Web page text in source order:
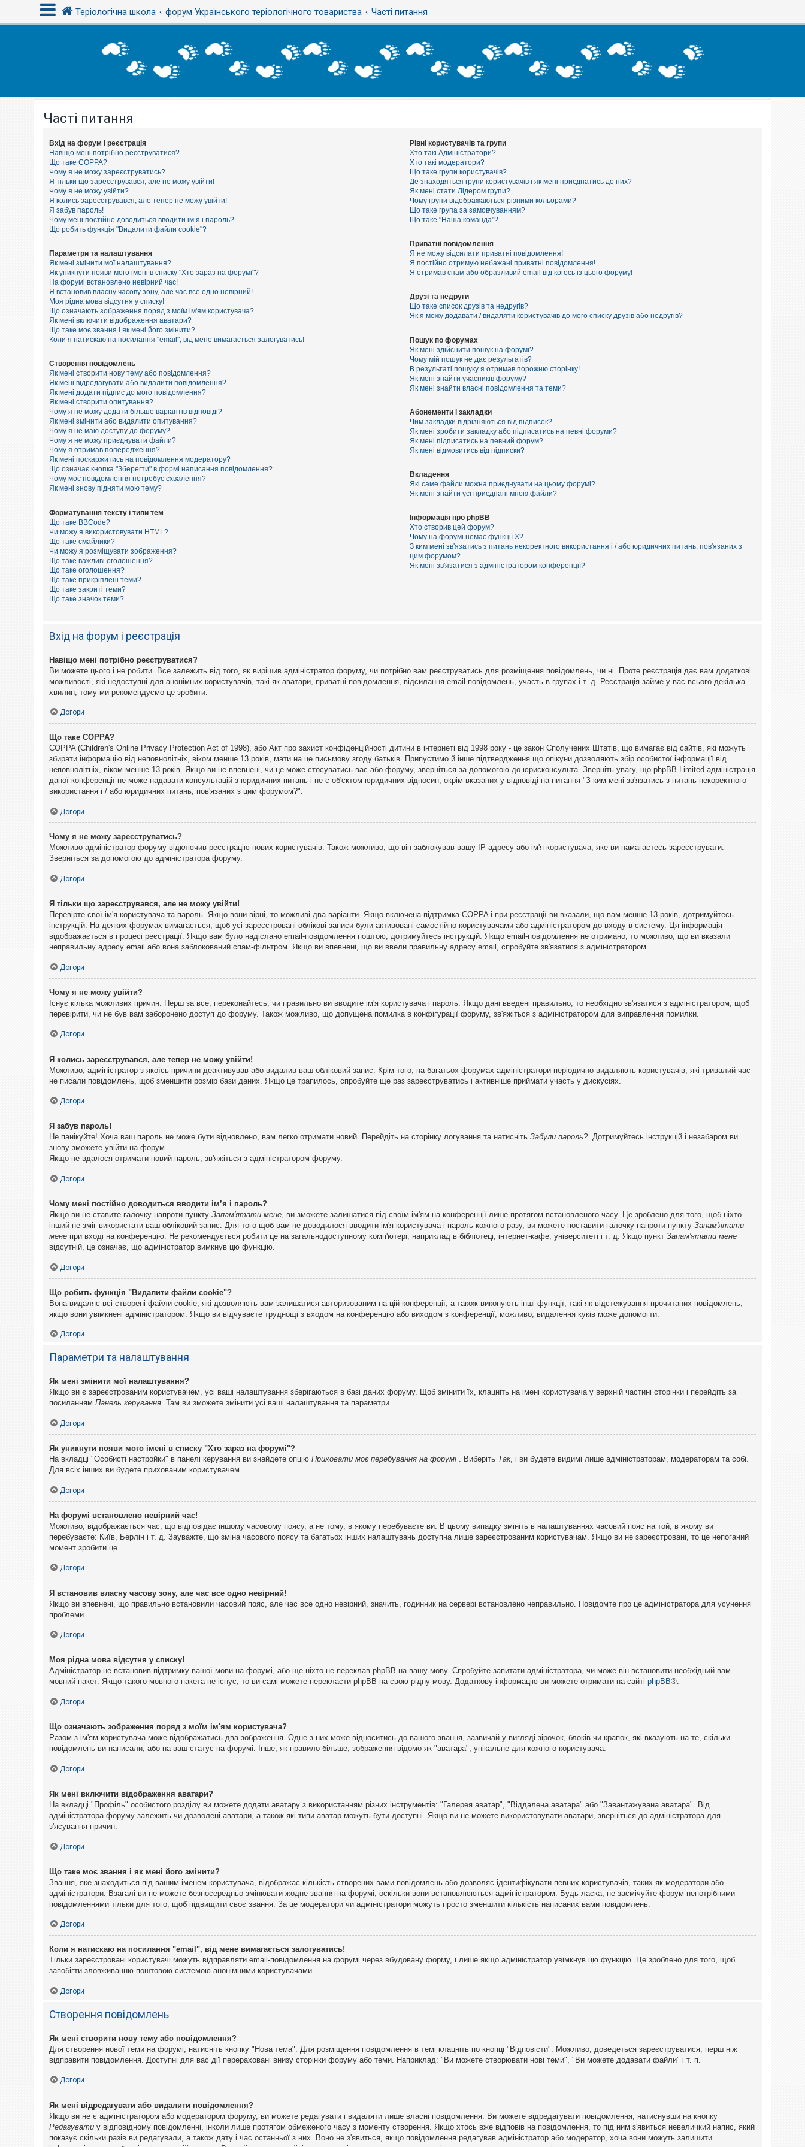
Теріологічна школа форум Українського теріологічного товариства Часті питання
Часті питання
Вхід на форум і реєстрація
Навіщо мені потрібно реєструватися?
Що таке COPPA?
Чому я не можу зареєструватись?
Я тільки що зареєструвався, але не можу увійти!
Чому я не можу увійти?
Я колись зареєструвався, але тепер не можу увійти!
Я забув пароль!
Чому мені постійно доводиться вводити ім’я і пароль?
Що робить функція "Видалити файли cookie"?
Параметри та налаштування
Як мені змінити мої налаштування?
Як уникнути появи мого імені в списку "Хто зараз на форумі"?
На форумі встановлено невірний час!
Я встановив власну часову зону, але час все одно невірний!
Моя рідна мова відсутня у списку!
Що означають зображення поряд з моїм ім'ям користувача?
Як мені включити відображення аватари?
Що таке моє звання і як мені його змінити?
Коли я натискаю на посилання "email", від мене вимагається залогуватись!
Створення повідомлень
Як мені створити нову тему або повідомлення?
Як мені відредагувати або видалити повідомлення?
Як мені додати підпис до мого повідомлення?
Як мені створити опитування?
Чому я не можу додати більше варіантів відповіді?
Як мені змінити або видалити опитування?
Чому я не маю доступу до форуму?
Чому я не можу приєднувати файли?
Чому я отримав попередження?
Як мені поскаржитись на повідомлення модератору?
Що означає кнопка "Зберегти" в формі написання повідомлення?
Чому моє повідомлення потребує схвалення?
Як мені знову підняти мою тему?
Форматування тексту і типи тем
Що таке BBCode?
Чи можу я використовувати HTML?
Що таке смайлики?
Чи можу я розміщувати зображення?
Що таке важливі оголошення?
Що таке оголошення?
Що таке прикріплені теми?
Що таке закриті теми?
Що таке значок теми?
Рівні користувачів та групи
Хто такі Адміністратори?
Хто такі модератори?
Що таке групи користувачів?
Де знаходяться групи користувачів і як мені приєднатись до них?
Як мені стати Лідером групи?
Чому групи відображаються різними кольорами?
Що таке група за замовчуванням?
Що таке "Наша команда"?
Приватні повідомлення
Я не можу відсилати приватні повідомлення!
Я постійно отримую небажані приватні повідомлення!
Я отримав спам або образливий email від когось із цього форуму!
Друзі та недруги
Що таке список друзів та недругів?
Як я можу додавати / видаляти користувачів до мого списку друзів або недругів?
Пошук по форумах
Як мені здійснити пошук на форумі?
Чому мій пошук не дає результатів?
В результаті пошуку я отримав порожню сторінку!
Як мені знайти учасників форуму?
Як мені знайти власні повідомлення та теми?
Абонементи і закладки
Чим закладки відрізняються від підписок?
Як мені зробити закладку або підписатись на певні форуми?
Як мені підписатись на певний форум?
Як мені відмовитись від підписки?
Вкладення
Які саме файли можна приєднувати на цьому форумі?
Як мені знайти усі приєднані мною файли?
Інформація про phpBB
Хто створив цей форум?
Чому на форумі немає функції X?
З ким мені зв'язатись з питань некоректного використання і / або юридичних питань, пов'язаних з
цим форумом?
Як мені зв'язатися з адміністратором конференції?
Вхід на форум і реєстрація
Навіщо мені потрібно реєструватися?
Ви можете цього і не робити. Все залежить від того, як вирішив адміністратор форуму, чи потрібно вам реєструватись для розміщення повідомлень, чи ні. Проте реєстрація дає вам додаткові
можливості, які недоступні для анонімних користувачів, такі як аватари, приватні повідомлення, відсилання email-повідомлень, участь в групах і т. д. Реєстрація займе у вас всього декілька
хвилин, тому ми рекомендуємо це зробити.
Догори
Що таке COPPA?
COPPA (Children's Online Privacy Protection Act of 1998), або Акт про захист конфіденційності дитини в інтернеті від 1998 року - це закон Сполучених Штатів, що вимагає від сайтів, які можуть
збирати інформацію від неповнолітніх, віком менше 13 років, мати на це письмову згоду батьків. Припустимо й інше підтвердження що опікуни дозволяють збір особистої інформації від
неповнолітніх, віком менше 13 років. Якщо ви не впевнені, чи це може стосуватись вас або форуму, зверніться за допомогою до юрисконсульта. Зверніть увагу, що phpBB Limited адміністрація
даної конференції не може надавати консультацій з юридичних питань і не є об'єктом юридичних відносин, окрім вказаних у відповіді на питання "З ким мені зв'язатись з питань некоректного
використання і / або юридичних питань, пов'язаних з цим форумом?".
Догори
Чому я не можу зареєструватись?
Можливо адміністратор форуму відключив реєстрацію нових користувачів. Також можливо, що він заблокував вашу IP-адресу або ім'я користувача, яке ви намагаєтесь зареєструвати.
Зверніться за допомогою до адміністратора форуму.
Догори
Я тільки що зареєструвався, але не можу увійти!
Перевірте свої ім'я користувача та пароль. Якщо вони вірні, то можливі два варіанти. Якщо включена підтримка COPPA і при реєстрації ви вказали, що вам менше 13 років, дотримуйтесь
інструкцій. На деяких форумах вимагається, щоб усі зареєстровані облікові записи були активовані самостійно користувачами або адміністратором до входу в систему. Ця інформація
відображається в процесі реєстрації. Якщо вам було надіслано email-повідомлення поштою, дотримуйтесь інструкцій. Якщо email-повідомлення не отримано, то можливо, що ви вказали
неправильну адресу email або вона заблокований спам-фільтром. Якщо ви впевнені, що ви ввели правильну адресу email, спробуйте зв'язатися з адміністратором.
Догори
Чому я не можу увійти?
Існує кілька можливих причин. Перш за все, переконайтесь, чи правильно ви вводите ім'я користувача і пароль. Якщо дані введені правильно, то необхідно зв'язатися з адміністратором, щоб
перевірити, чи не був вам заборонено доступ до форуму. Також можливо, що допущена помилка в конфігурації форуму, зв'яжіться з адміністратором для виправлення помилки.
Догори
Я колись зареєструвався, але тепер не можу увійти!
Можливо, адміністратор з якоїсь причини деактивував або видалив ваш обліковий запис. Крім того, на багатьох форумах адміністратори періодично видаляють користувачів, які тривалий час
не писали повідомлень, щоб зменшити розмір бази даних. Якщо це трапилось, спробуйте ще раз зареєструватись і активніше приймати участь у дискусіях.
Догори
Я забув пароль!
Не панікуйте! Хоча ваш пароль не може бути відновлено, вам легко отримати новий. Перейдіть на сторінку логування та натисніть Забули пароль?. Дотримуйтесь інструкцій і незабаром ви
знову зможете увійти на форум.
Якщо не вдалося отримати новий пароль, зв'яжіться з адміністратором форуму.
Догори
Чому мені постійно доводиться вводити ім’я і пароль?
Якщо ви не ставите галочку напроти пункту Запам'ятати мене, ви зможете залишатися під своїм ім'ям на конференції лише протягом встановленого часу. Це зроблено для того, щоб ніхто
інший не зміг використати ваш обліковий запис. Для того щоб вам не доводилося вводити ім'я користувача і пароль кожного разу, ви можете поставити галочку напроти пункту Запам'ятати
мене при вході на конференцію. Не рекомендується робити це на загальнодоступному комп'ютері, наприклад в бібліотеці, інтернет-кафе, університеті і т. д. Якщо пункт Запам'ятати мене
відсутній, це означає, що адміністратор вимкнув цю функцію.
Догори
Що робить функція "Видалити файли cookie"?
Вона видаляє всі створені файли cookie, які дозволяють вам залишатися авторизованим на цій конференції, а також виконують інші функції, такі як відстежування прочитаних повідомлень,
якщо вони увімкнені адміністратором. Якщо ви відчуваєте труднощі з входом на конференцію або виходом з конференції, можливо, видалення куків може допомогти.
Догори
Параметри та налаштування
Як мені змінити мої налаштування?
Якщо ви є зареєстрованим користувачем, усі ваші налаштування зберігаються в базі даних форуму. Щоб змінити їх, клацніть на імені користувача у верхній частині сторінки і перейдіть за
посиланням Панель керування. Там ви зможете змінити усі ваші налаштування та параметри.
Догори
Як уникнути появи мого імені в списку "Хто зараз на форумі"?
На вкладці "Особисті настройки" в панелі керування ви знайдете опцію Приховати моє перебування на форумі . Виберіть Так, і ви будете видимі лише адміністраторам, модераторам та собі.
Для всіх інших ви будете прихованим користувачем.
Догори
На форумі встановлено невірний час!
Можливо, відображається час, що відповідає іншому часовому поясу, а не тому, в якому перебуваєте ви. В цьому випадку змініть в налаштуваннях часовий пояс на той, в якому ви
перебуваєте: Київ, Берлін і т. д. Зауважте, що зміна часового поясу та багатьох інших налаштувань доступна лише зареєстрованим користувачам. Якщо ви не зареєстровані, то це непоганий
момент зробити це.
Догори
Я встановив власну часову зону, але час все одно невірний!
Якщо ви впевнені, що правильно встановили часовий пояс, але час все одно невірний, значить, годинник на сервері встановлено неправильно. Повідомте про це адміністратора для усунення
проблеми.
Догори
Моя рідна мова відсутня у списку!
Адміністратор не встановив підтримку вашої мови на форумі, або ще ніхто не переклав phpBB на вашу мову. Спробуйте запитати адміністратора, чи може він встановити необхідний вам
мовний пакет. Якщо такого мовного пакета не існує, то ви самі можете перекласти phpBB на свою рідну мову. Додаткову інформацію ви можете отримати на сайті phpBB®.
Догори
Що означають зображення поряд з моїм ім'ям користувача?
Разом з ім'ям користувача може відображатись два зображення. Одне з них може відноситись до вашого звання, зазвичай у вигляді зірочок, блоків чи крапок, які вказують на те, скільки
повідомлень ви написали, або на ваш статус на форумі. Інше, як правило більше, зображення відомо як "аватара", унікальне для кожного користувача.
Догори
Як мені включити відображення аватари?
На вкладці "Профіль" особистого розділу ви можете додати аватару з використанням різних інструментів: "Галерея аватар", "Віддалена аватара" або "Завантажувана аватара". Від
адміністратора форуму залежить чи дозволені аватари, а також які типи аватар можуть бути доступні. Якщо ви не можете використовувати аватари, зверніться до адміністратора для
з'ясування причин.
Догори
Що таке моє звання і як мені його змінити?
Звання, яке знаходиться під вашим іменем користувача, відображає кількість створених вами повідомлень або дозволяє ідентифікувати певних користувачів, таких як модератори або
адміністратори. Взагалі ви не можете безпосередньо змінювати жодне звання на форумі, оскільки вони встановлюються адміністратором. Будь ласка, не засмічуйте форум непотрібними
повідомленнями тільки для того, щоб підвищити своє звання. За це модератори чи адміністратори можуть просто зменшити кількість написаних вами повідомлень.
Догори
Коли я натискаю на посилання "email", від мене вимагається залогуватись!
Тільки зареєстровані користувачі можуть відправляти email-повідомлення на форумі через вбудовану форму, і лише якщо адміністратор увімкнув цю функцію. Це зроблено для того, щоб
запобігти зловживанню поштовою системою анонімними користувачами.
Догори
Створення повідомлень
Як мені створити нову тему або повідомлення?
Для створення нової теми на форумі, натисніть кнопку "Нова тема". Для розміщення повідомлення в темі клацніть по кнопці "Відповісти". Можливо, доведеться зареєструватися, перш ніж
відправити повідомлення. Доступні для вас дії перераховані внизу сторінки форуму або теми. Наприклад: "Ви можете створювати нові теми", "Ви можете додавати файли" і т. п.
Догори
Як мені відредагувати або видалити повідомлення?
Якщо ви не є адміністратором або модератором форуму, ви можете редагувати і видаляти лише власні повідомлення. Ви можете відредагувати повідомлення, натиснувши на кнопку
Редагувати у відповідному повідомленні, інколи лише протягом обмеженого часу з моменту створення. Якщо хтось вже відповів на повідомлення, то під ним з'явиться невеличкий напис, який
показує скільки разів ви редагували, а також дату і час останньої з них. Воно не з'явиться, якщо повідомлення редагував адміністратор або модератор, хоча вони можуть залишити